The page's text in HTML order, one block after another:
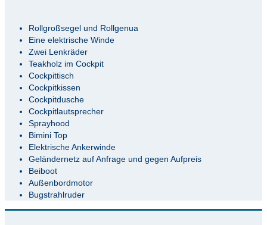
Rollgroßsegel und Rollgenua
Eine elektrische Winde
Zwei Lenkräder
Teakholz im Cockpit
Cockpittisch
Cockpitkissen
Cockpitdusche
Cockpitlautsprecher
Sprayhood
Bimini Top
Elektrische Ankerwinde
Geländernetz auf Anfrage und gegen Aufpreis
Beiboot
Außenbordmotor
Bugstrahlruder